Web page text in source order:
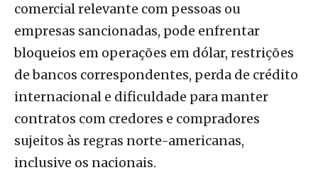
comercial relevante com pessoas ou
empresas sancionadas, pode enfrentar
bloqueios em operações em dólar, restrições
de bancos correspondentes, perda de crédito
internacional e dificuldade para manter
contratos com credores e compradores
sujeitos às regras norte-americanas,
inclusive os nacionais.